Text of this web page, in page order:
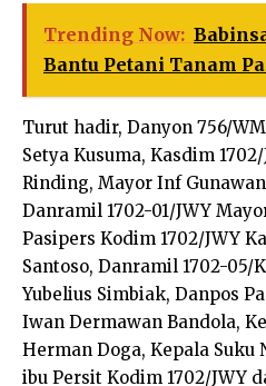
Trending Now:
Bantu Petani Tanam
Turut hadir, Danyon 756/
Setya Kusuma, Kasdim
Rinding, Mayor Inf
Danramil 1702-01/JWY
Pasipers Kodim 1702/JWY
Santoso, Danramil 1702-05/
Yubelius Simbiak, Danpos
Iwan Dermawan Bandola,
Herman Doga, Kepala
ibu Persit Kodim 1702/JWY